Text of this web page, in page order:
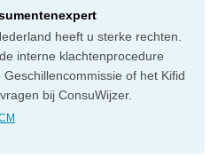
heeft u sterke rechten.
interne klachtenprocedure
of het Kifid
bij ConsuWijzer.